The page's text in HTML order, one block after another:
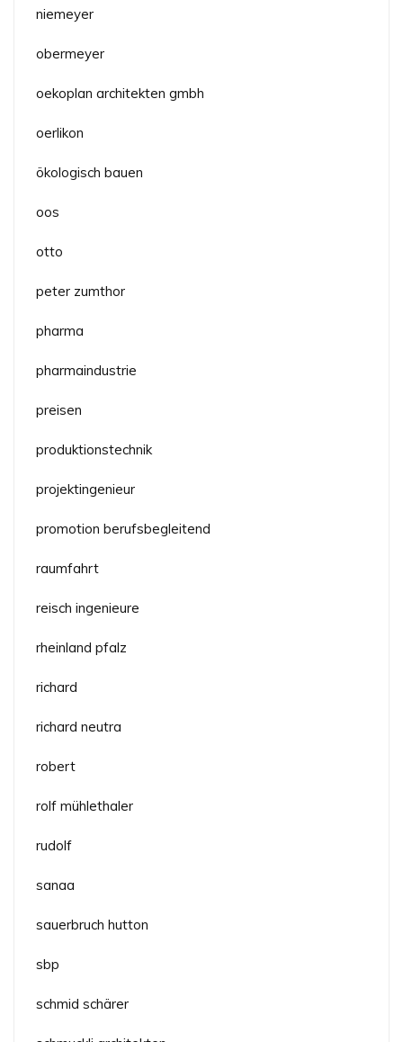
niemeyer
obermeyer
oekoplan architekten gmbh
oerlikon
ökologisch bauen
oos
otto
peter zumthor
pharma
pharmaindustrie
preisen
produktionstechnik
projektingenieur
promotion berufsbegleitend
raumfahrt
reisch ingenieure
rheinland pfalz
richard
richard neutra
robert
rolf mühlethaler
rudolf
sanaa
sauerbruch hutton
sbp
schmid schärer